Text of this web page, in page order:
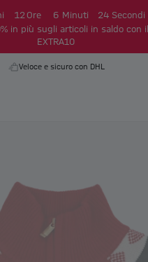
12 Ore 6 Minuti 23 Secondi
in più sugli articoli in saldo con
EXTRA10
Veloce e sicuro con DHL